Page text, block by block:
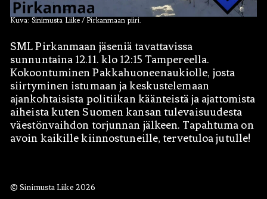
Kuva: Sinimusta Liike / Pirkanmaan piiri.
SML Pirkanmaan jäseniä tavattavissa
sunnuntaina 12.11. klo 12:15 Tampereella.
Kokoontuminen Pakkahuoneenaukiolle, josta
siirtyminen istumaan ja keskustelemaan
ajankohtaisista politiikan käänteistä ja ajattomista
aiheista kuten Suomen kansan tulevaisuudesta
väestönvaihdon torjunnan jälkeen. Tapahtuma on
avoin kaikille kiinnostuneille, tervetuloa jutulle!
© Sinimusta Liike 2026